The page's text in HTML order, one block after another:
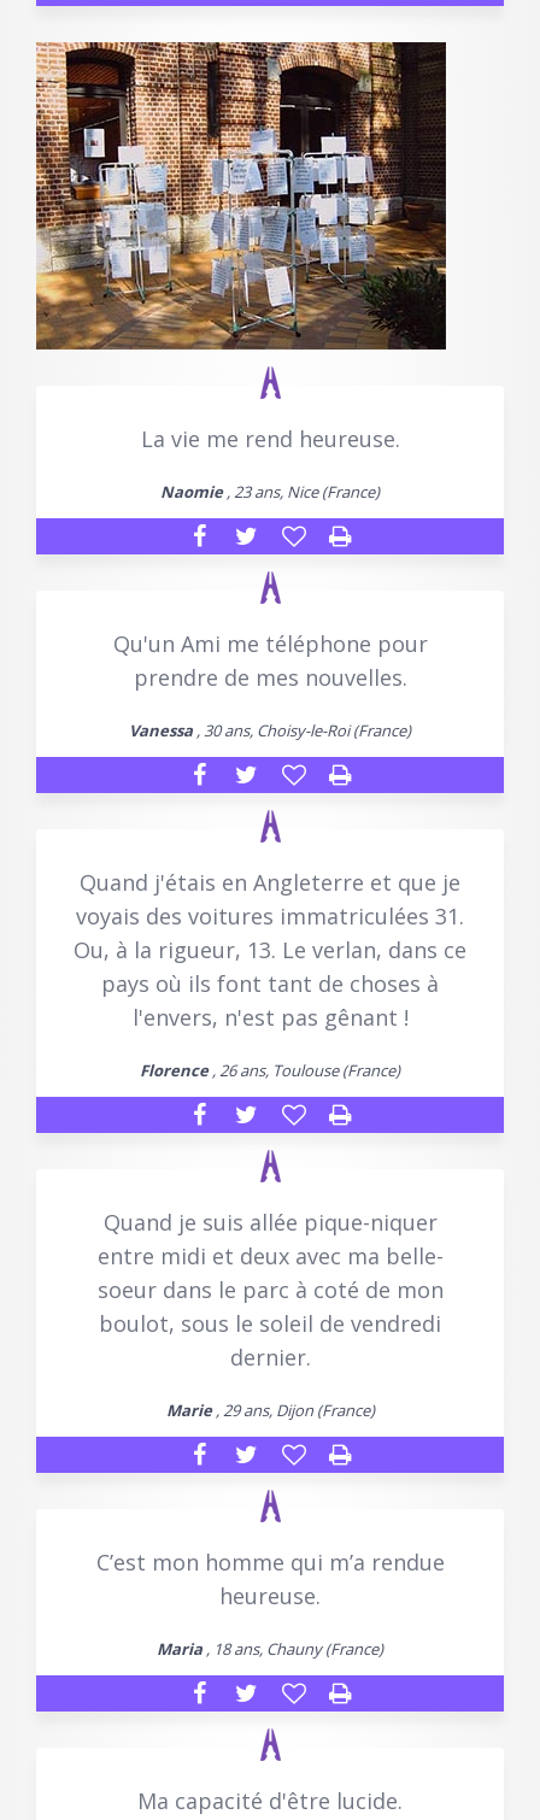
La vie me rend heureuse.
Naomie, 23 ans, Nice (France)
Qu'un Ami me téléphone pour
prendre de mes nouvelles.
Vanessa , 30 ans, Choisy-le-Roi (France)
Quand j'étais en Angleterre et que je
voyais des voitures immatriculées 31.
Ou, à la rigueur, 13. Le verlan, dans ce
pays où ils font tant de choses à
l'envers, n'est pas gênant !
Florence, 26 ans, Toulouse (France)
Quand je suis allée pique-niquer
entre midi et deux avec ma belle-
soeur dans le parc à coté de mon
boulot, sous le soleil de vendredi
dernier.
Marie, 29 ans, Dijon (France)
C’est mon homme qui m’a rendue
heureuse.
Maria , 18 ans, Chauny (France)
Ma capacité d'être lucide.